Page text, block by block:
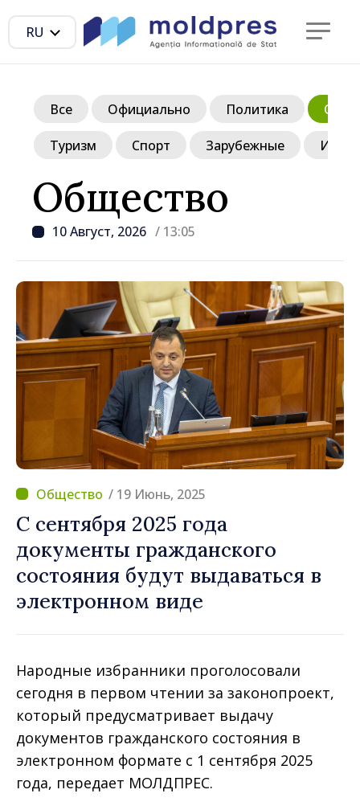
RU
Общество
10 Август, 2026 / 13:05
Все Официально Политика
Туризм Спорт Зарубежные
/ 19 Июнь, 2025
С сентября 2025 года
документы гражданского
состояния будут выдаваться в
электронном виде
Народные избранники проголосовали
сегодня в первом чтении за законопроект,
который предусматривает выдачу
документов гражданского состояния в
электронном формате с 1 сентября 2025
года, передает МОЛДПРЕС.